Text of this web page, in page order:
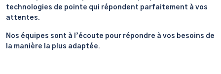
technologies de pointe qui répondent parfaitement à vos
attentes.
Nos équipes sont à l’écoute pour répondre à vos besoins de
la manière la plus adaptée.